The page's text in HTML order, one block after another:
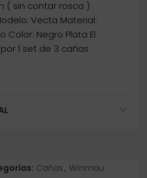
( sin contar rosca )
Vecta Material:
Color: Negro Plata El
1 set de 3 cañas
Cañas, Winmau